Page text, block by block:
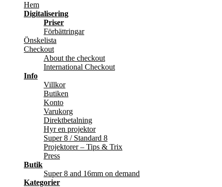
Hem
Digitalisering
Priser
Förbättringar
Önskelista
Checkout
About the checkout
International Checkout
Info
Villkor
Butiken
Konto
Varukorg
Direktbetalning
Hyr en projektor
Super 8 / Standard 8
Projektorer – Tips & Trix
Press
Butik
Super 8 and 16mm on demand
Kategorier